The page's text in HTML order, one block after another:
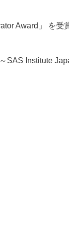
Award」 を受
SAS Institute